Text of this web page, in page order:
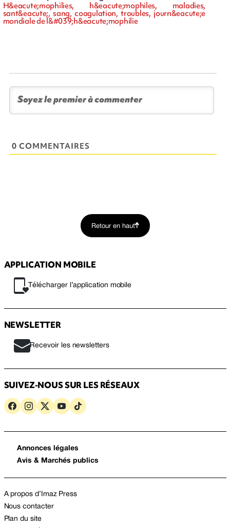
H&eacute;mophilies, h&eacute;mophiles, maladies,
sant&eacute;, sang, coagulation, troubles, journ&eacute;e
mondiale de l&#039;h&eacute;mophilie
0 COMMENTAIRES
Retour en haut
APPLICATION MOBILE
Télécharger l’application mobile
NEWSLETTER
Recevoir les newsletters
SUIVEZ-NOUS SUR LES RÉSEAUX
Annonces légales
Avis & Marchés publics
A propos d’Imaz Press
Nous contacter
Plan du site